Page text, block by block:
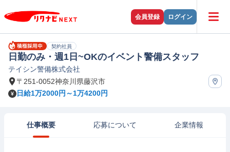
会員登録 ログイン
契約社員
日勤のみ・週1日~OKのイベント警備スタッフ
テイシン警備株式会社
〒251-0052神奈川県藤沢市
日給1万2000円～1万4200円
仕事概要 応募について 企業情報